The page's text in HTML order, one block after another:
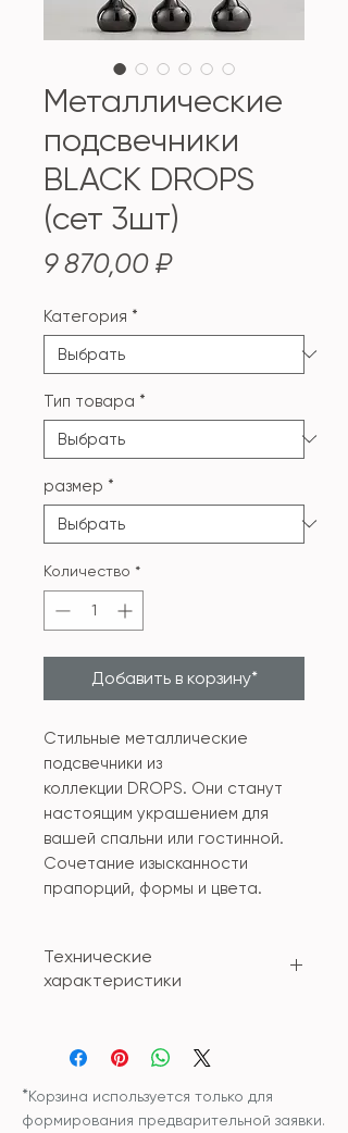
Металлические
подсвечники
BLACK DROPS
(сет 3шт)
9 870,00 ₽Цена
Категория *
Тип товара *
размер *
Количество *
Добавить в корзину*
Стильные металлические
подсвечники из
коллекции DROPS. Они станут
настоящим украшением для
вашей спальни или гостинной.
Сочетание изысканности
прапорций, формы и цвета.
Технические
характеристики
набор (сет) состоит из 3
подсвечников:
35см*8см - 2шт
15см*8см - 1шт
*Корзина используется только для
формирования предварительной заявки.